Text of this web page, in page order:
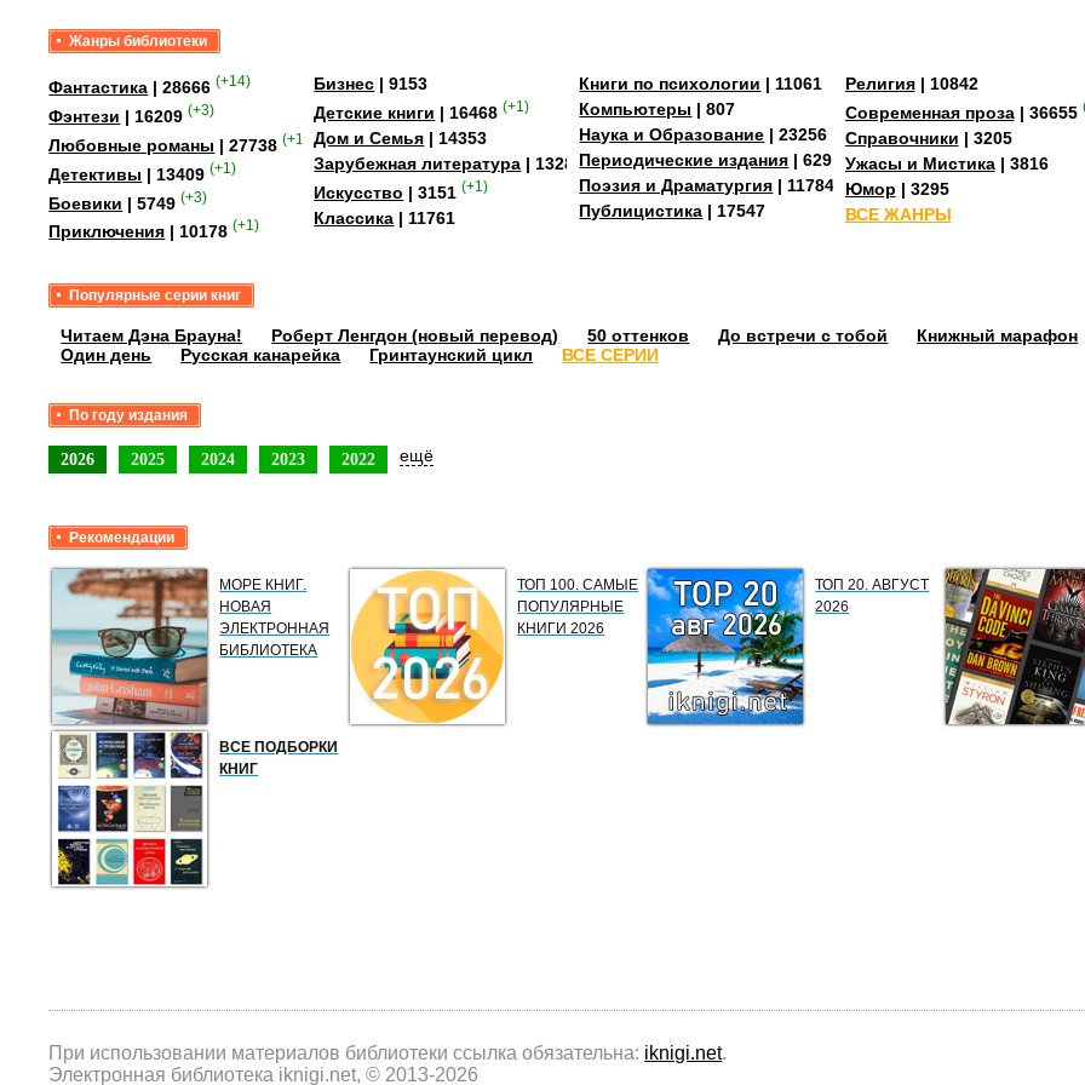
Жанры библиотеки
Фантастика | 28666 (+14)
Фэнтези | 16209 (+3)
Любовные романы | 27738 (+15)
Детективы | 13409 (+1)
Боевики | 5749 (+3)
Приключения | 10178 (+1)
Бизнес | 9153
Детские книги | 16468 (+1)
Дом и Семья | 14353
Зарубежная литература | 13287
Искусство | 3151 (+1)
Классика | 11761
Книги по психологии | 11061
Компьютеры | 807
Наука и Образование | 23256
Периодические издания | 629
Поэзия и Драматургия | 11784
Публицистика | 17547
Религия| 10842
Современная проза| 36655
Справочники | 3205
Ужасы и Мистика| 3816
Юмор | 3295
ВСЕ ЖАНРЫ
Популярные серии книг
Читаем Дэна Брауна! Роберт Ленгдон (новый перевод) 50 оттенков До встречи с тобой
Книжный марафон
Один день
Русская канарейка Гринтаунский цикл ВСЕ СЕРИИ
По году издания
2026 2025 2024 2023 2022 ещё
Рекомендации
МОРЕ КНИГ.
НОВАЯ
ЭЛЕКТРОННАЯ
БИБЛИОТЕКА
ТОП 100. САМЫЕ
ПОПУЛЯРНЫЕ
КНИГИ 2026
ТОП 20. АВГУСТ
2026
ВСЕ ПОДБОРКИ
КНИГ
При использовании материалов библиотеки ссылка обязательна: iknigi.net.
Электронная библиотека iknigi.net, © 2013-2026